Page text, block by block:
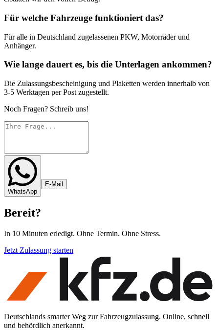
Für welche Fahrzeuge funktioniert das?
Für alle in Deutschland zugelassenen PKW, Motorräder und
Anhänger.
Wie lange dauert es, bis die Unterlagen ankommen?
Die Zulassungsbescheinigung und Plaketten werden innerhalb von
3-5 Werktagen per Post zugestellt.
Noch Fragen? Schreib uns!
WhatsApp
E-Mail
Bereit?
In 10 Minuten erledigt. Ohne Termin. Ohne Stress.
Jetzt Zulassung starten
Deutschlands smarter Weg zur Fahrzeugzulassung. Online, schnell
und behördlich anerkannt.